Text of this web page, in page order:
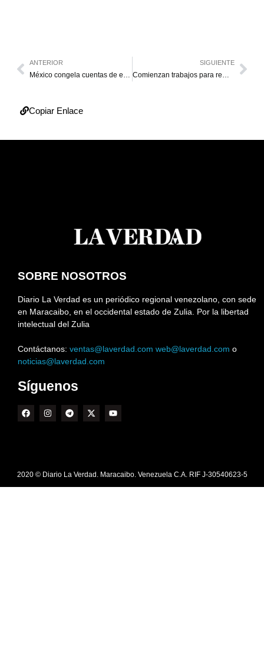
ANTERIOR
México congela cuentas de empresas vinculadas al CLAP
SIGUIENTE
Comienzan trabajos para remodelar la plaza Alí Primera
Copiar Enlace
SOBRE NOSOTROS
Diario La Verdad es un periódico regional venezolano, con sede
en Maracaibo, en el occidental estado de Zulia. Por la libertad
intelectual del Zulia
Contáctanos: ventas@laverdad.com web@laverdad.com o
noticias@laverdad.com
Síguenos
2020 © Diario La Verdad. Maracaibo. Venezuela C.A. RIF J-30540623-5